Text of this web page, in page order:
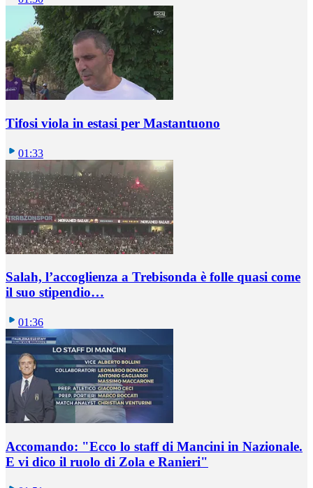
Tifosi viola in estasi per Mastantuono
01:33
Salah, l’accoglienza a Trebisonda è folle quasi come
il suo stipendio…
01:36
Accomando: "Ecco lo staff di Mancini in Nazionale.
E vi dico il ruolo di Zola e Ranieri"